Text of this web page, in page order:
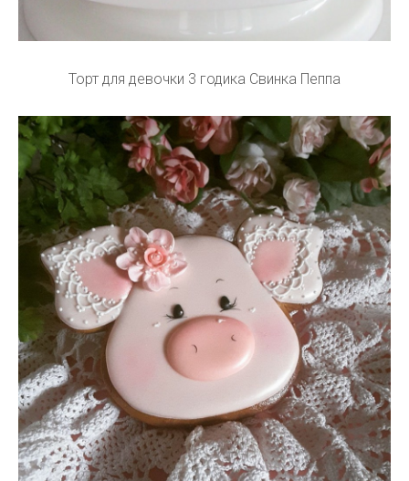
Торт для девочки 3 годика Свинка Пеппа